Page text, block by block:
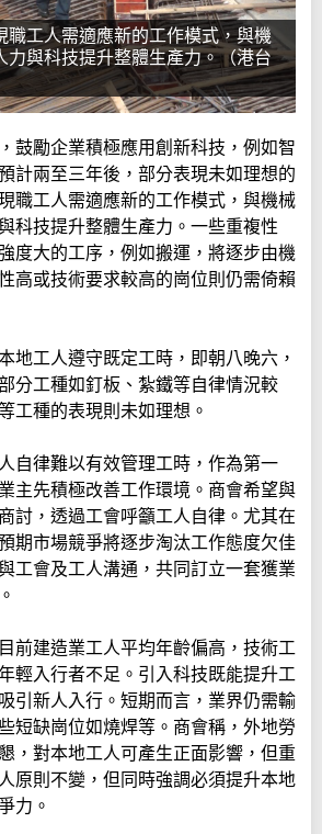
職工人需適應新的工作模式，與機
力與科技提升整體生產力。（港台
鼓勵企業積極應用創新科技，例如智
計兩至三年後，部分表現未如理想的
職工人需適應新的工作模式，與機械
科技提升整體生產力。一些重複性
度大的工序，例如搬運，將逐步由機
高或技術要求較高的崗位則仍需倚賴
地工人遵守既定工時，即朝八晚六，
分工種如釘板、紮鐵等自律情況較
工種的表現則未如理想。
自律難以有效管理工時，作為第一
主先積極改善工作環境。商會希望與
討，透過工會呼籲工人自律。尤其在
期市場競爭將逐步淘汰工作態度欠佳
工會及工人溝通，共同訂立一套獲業
前建造業工人平均年齡偏高，技術工
輕入行者不足。引入科技既能提升工
引新人入行。短期而言，業界仍需輸
短缺崗位如燒焊等。商會稱，外地勞
，對本地工人可產生正面影響，但重
原則不變，但同時強調必須提升本地
力。